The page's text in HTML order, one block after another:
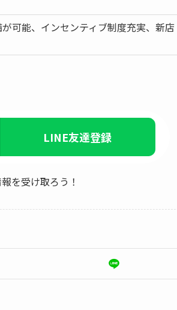
可能、インセンティブ制度充実、新店
LINE友達登録
を受け取ろう！